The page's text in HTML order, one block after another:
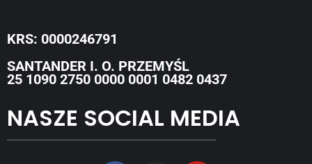
KRS: 0000246791
SANTANDER I. O. PRZEMYŚL
25 1090 2750 0000 0001 0482 0437
NASZE SOCIAL MEDIA